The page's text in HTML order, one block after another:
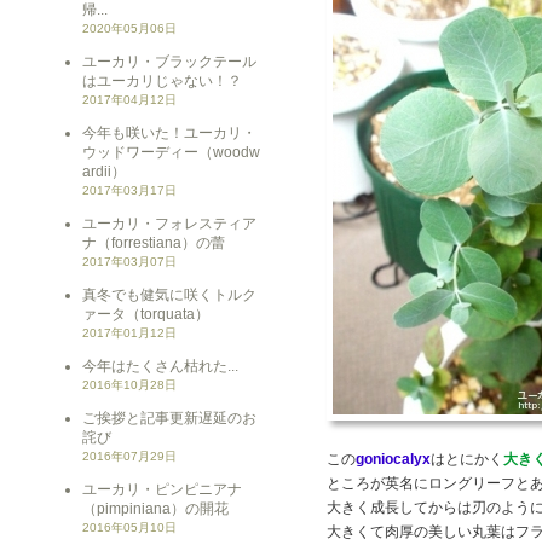
帰...
2020年05月06日
ユーカリ・ブラックテール
はユーカリじゃない！？
2017年04月12日
今年も咲いた！ユーカリ・
ウッドワーディー（woodw
ardii）
2017年03月17日
ユーカリ・フォレスティア
ナ（forrestiana）の蕾
2017年03月07日
真冬でも健気に咲くトルク
ァータ（torquata）
2017年01月12日
今年はたくさん枯れた...
2016年10月28日
ご挨拶と記事更新遅延のお
詫び
2016年07月29日
ユーカリ・ピンピニアナ
（pimpiniana）の開花
2016年05月10日
このgoniocalyxはとにかく 大き
ところが英名にロングリーフと
大きく成長してからは刃のよう
大きくて肉厚の美しい丸葉はフ